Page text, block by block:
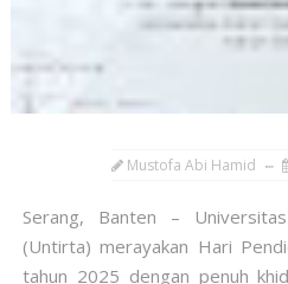
Mustofa Abi Hamid
Serang, Banten –
(Untirta) merayakan Hari
tahun 2025 dengan penuh